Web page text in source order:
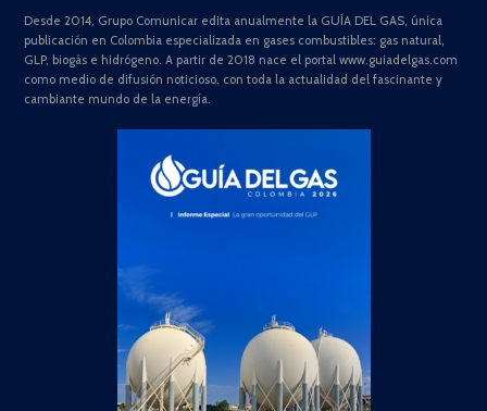
Desde 2014, Grupo Comunicar edita anualmente la GUÍA DEL GAS, única
publicación en Colombia especializada en gases combustibles: gas natural,
GLP, biogás e hidrógeno. A partir de 2018 nace el portal www.guiadelgas.com
como medio de difusión noticioso, con toda la actualidad del fascinante y
cambiante mundo de la energía.